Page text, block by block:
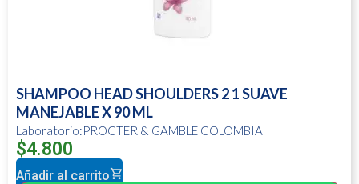
SHAMPOO HEAD SHOULDERS 2 1 SUAVE
MANEJABLE X 90 ML
Laboratorio:PROCTER & GAMBLE COLOMBIA
$4.800
Añadir al carrito